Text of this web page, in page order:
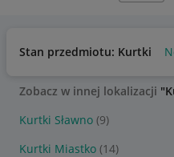
Stan przedmiotu: Kurtki
Zobacz w innej lokalizacji
Kurtki Sławno (9)
Kurtki Miastko (14)